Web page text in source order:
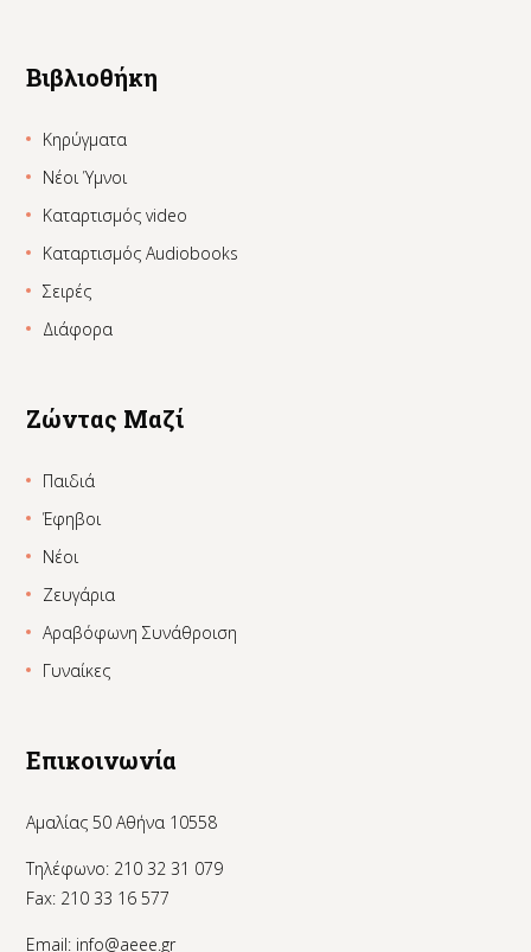
Βιβλιοθήκη
Κηρύγματα
Νέοι Ύμνοι
Καταρτισμός video
Καταρτισμός Audiobooks
Σειρές
Διάφορα
Ζώντας Μαζί
Παιδιά
Έφηβοι
Νέοι
Ζευγάρια
Αραβόφωνη Συνάθροιση
Γυναίκες
Επικοινωνία
Αμαλίας 50 Αθήνα 10558
Τηλέφωνο: 210 32 31 079
Fax: 210 33 16 577
Email: info@aeee.gr